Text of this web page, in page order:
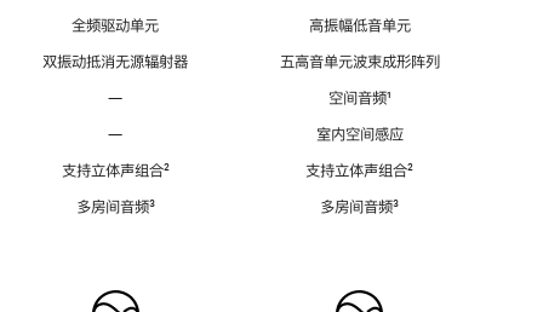
全频驱动单元
双振动抵消无源辐射器
—
—
支持立体声组合脚
²
多房间音频脚
³
高振幅低音单元
五高音单元波束成形阵列
空间音频脚
¹
室内空间感应
支持立体声组合脚
²
多房间音频脚
³